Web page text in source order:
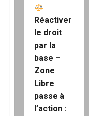
Réactiver
le droit
par la
base –
Zone
Libre
passe à
l’action :